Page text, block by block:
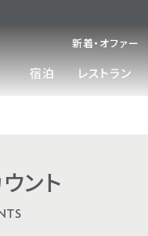
新着・オファー
宿泊 レストラン
ント